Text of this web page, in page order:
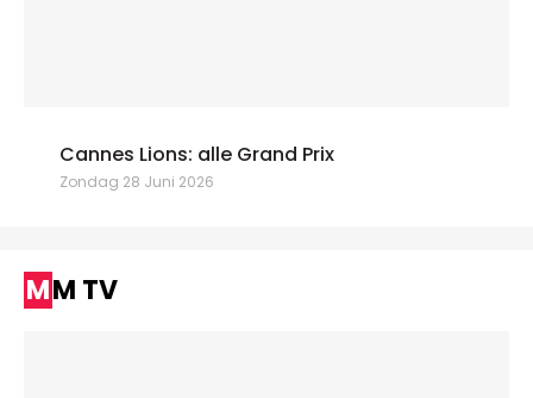
Cannes Lions: alle Grand Prix
Zondag 28 Juni 2026
MM TV